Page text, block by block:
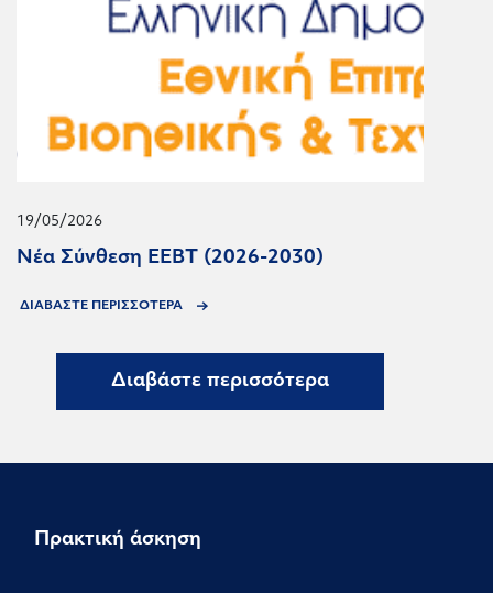
19/05/2026
Νέα Σύνθεση ΕΕΒΤ (2026-2030)
ΔΙΑΒΑΣΤΕ ΠΕΡΙΣΣΟΤΕΡΑ
Διαβάστε περισσότερα
Πρακτική άσκηση